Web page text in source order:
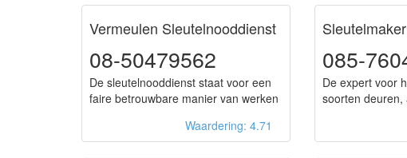
Vermeulen Sleutelnooddienst
08-50479562
De sleutelnooddienst staat voor een
faire betrouwbare manier van werken
Waardering: 4.71
085-
De expert voor
soorten deuren,